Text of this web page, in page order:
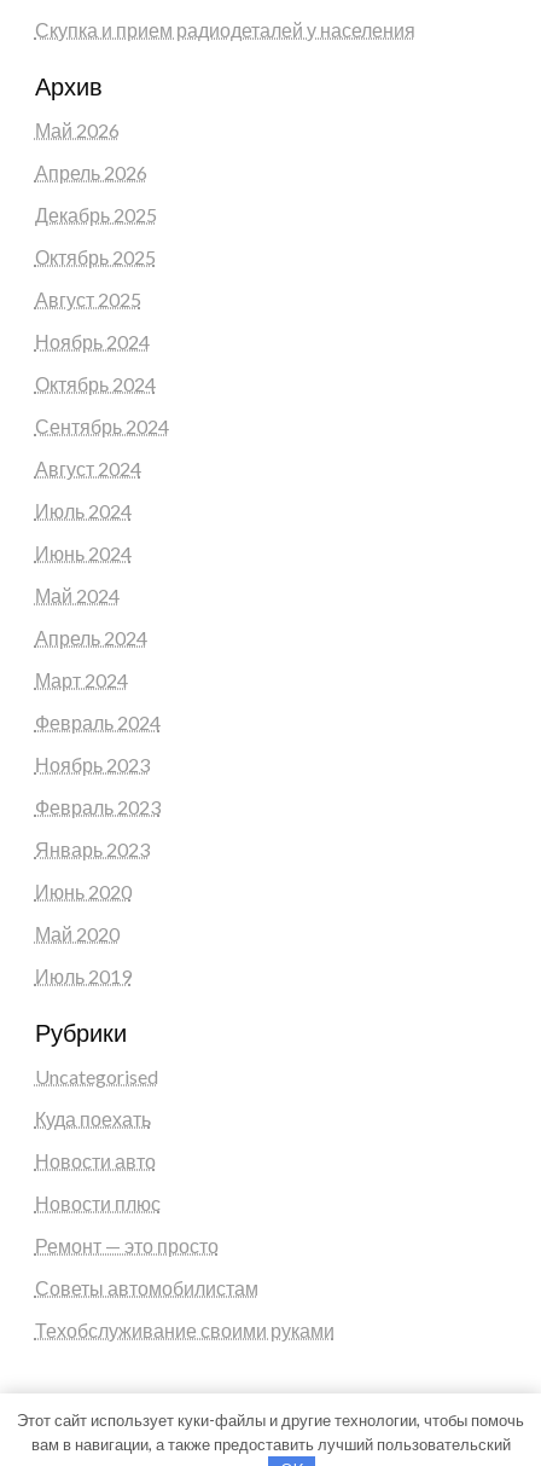
Скупка и прием радиодеталей у населения
Архив
Май 2026
Апрель 2026
Декабрь 2025
Октябрь 2025
Август 2025
Ноябрь 2024
Октябрь 2024
Сентябрь 2024
Август 2024
Июль 2024
Июнь 2024
Май 2024
Апрель 2024
Март 2024
Февраль 2024
Ноябрь 2023
Февраль 2023
Январь 2023
Июнь 2020
Май 2020
Июль 2019
Рубрики
Uncategorised
Куда поехать
Новости авто
Новости плюс
Ремонт — это просто
Советы автомобилистам
Техобслуживание своими руками
Этот сайт использует куки-файлы и другие технологии, чтобы помочь
вам в навигации, а также предоставить лучший пользовательский